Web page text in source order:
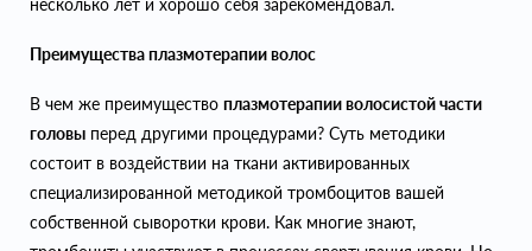
несколько лет и хорошо себя зарекомендовал.
Преимущества плазмотерапии волос
В чем же преимущество плазмотерапии волосистой части
головы перед другими процедурами? Суть методики
состоит в воздействии на ткани активированных
специализированной методикой тромбоцитов вашей
собственной сыворотки крови. Как многие знают,